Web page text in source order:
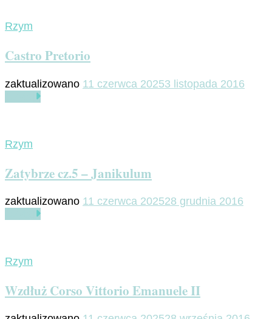
Rzym
Castro Pretorio
zaktualizowano 11 czerwca 20253 listopada 2016
Rzym
Zatybrze cz.5 – Janikulum
zaktualizowano 11 czerwca 202528 grudnia 2016
Rzym
Wzdłuż Corso Vittorio Emanuele II